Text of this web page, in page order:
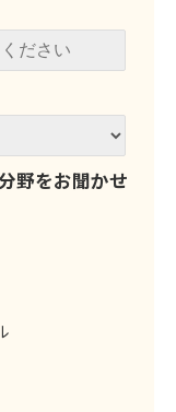
野をお聞かせ